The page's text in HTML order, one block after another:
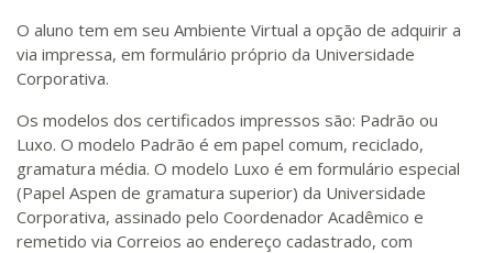
O aluno tem em seu Ambiente Virtual a opção de adquirir a
via impressa, em formulário próprio da Universidade
Corporativa.
Os modelos dos certificados impressos são: Padrão ou
Luxo. O modelo Padrão é em papel comum, reciclado,
gramatura média. O modelo Luxo é em formulário especial
(Papel Aspen de gramatura superior) da Universidade
Corporativa, assinado pelo Coordenador Acadêmico e
remetido via Correios ao endereço cadastrado, com